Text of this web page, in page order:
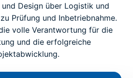
Design über Logistik und
Prüfung und Inbetriebnahme.
volle Verantwortung für die
und die erfolgreiche